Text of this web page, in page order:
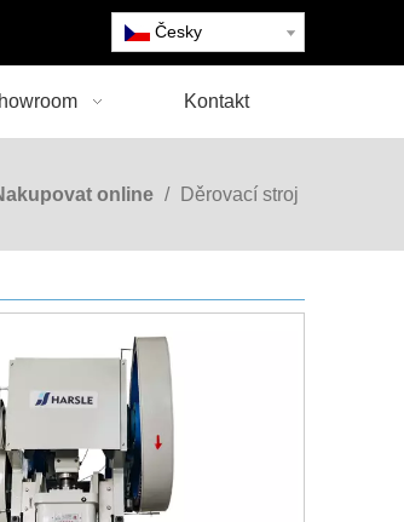
Česky
Kontakt
online / Děrovací stroj